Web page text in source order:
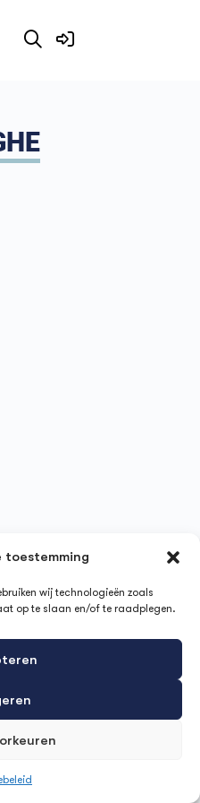
toestemming
wij technologieën zoals
op te slaan en/of te raadplegen.